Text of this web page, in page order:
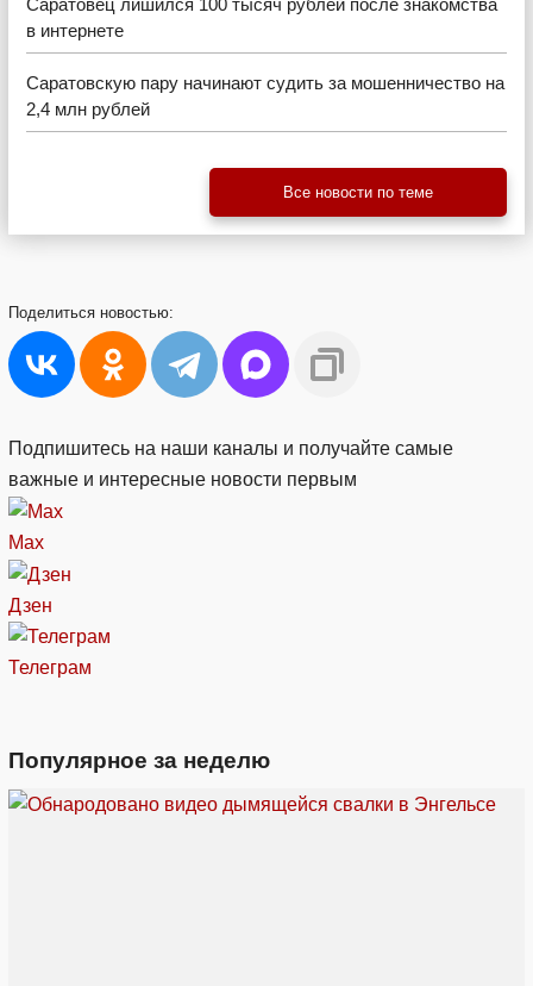
Саратовец лишился 100 тысяч рублей после знакомства
в интернете
Саратовскую пару начинают судить за мошенничество на
2,4 млн рублей
Все новости по теме
Поделиться новостью:
Подпишитесь на наши каналы и получайте самые
важные и интересные новости первым
Max
Дзен
Телеграм
Популярное за неделю